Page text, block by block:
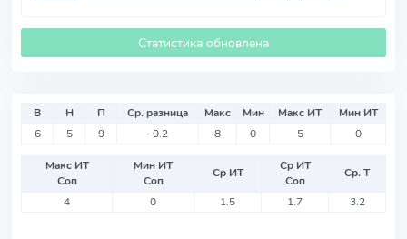
Статистика обновлена
В Н П Ср. разница Макс Мин Макс ИТ
Мин ИТ
6
5 9 -0.2 8 0 5 0
Макс ИТ
Соп
Мин ИТ
Соп
Ср ИТ
Ср ИТ
Соп
Ср. Т
4
0 1.5 1.7 3.2